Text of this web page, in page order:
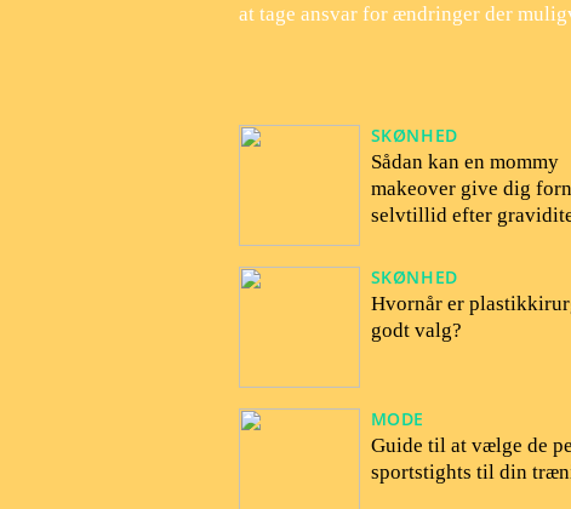
at tage ansvar for ændringer der
SKØNHED
Sådan kan en mommy
makeover give dig
selvtillid efter
SKØNHED
Hvornår er
godt valg?
MODE
Guide til at vælge de
sportstights til din